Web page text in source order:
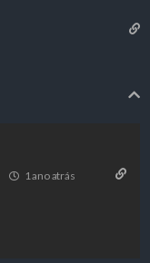
1 ano atrás